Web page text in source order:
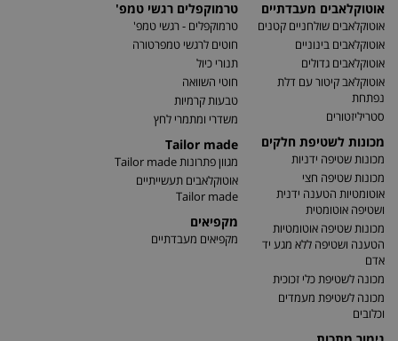
אוטוקלאבים מעבדתיים
אוטוקלאבים שולחניים קטנים
אוטוקלאבים בינוניים
אוטוקלאבים גדולים
אוטוקלאב קיטור עם דלת
נפתחת
סטריליזטורים
מכונות לשטיפת חלקים
מכונות שטיפה ידניות
מכונות שטיפה חצי
אוטומטיות הטענה ידנית
ושטיפה אוטומטית
מכונות שטיפה אוטומטיות
הטענה ושטיפה ללא מגע יד
אדם
מכונה לשטיפת כלי זכוכית
מכונה לשטיפת מעמדים
וכלובים
טרמוקפלים רגשי טמפ'
טרמוקפלים - רגשי טמפ'
חוטים לרגשי טמפרטורה
תנורי כיול
חוטי השוואה
טבעות קרמיות
משדרי ומתמרי לחץ
Tailor made
מגוון פתרונות Tailor made
אוטוקלאבים תעשייתיים
Tailor made
מקפיאים
מקפיאים מעבדתיים